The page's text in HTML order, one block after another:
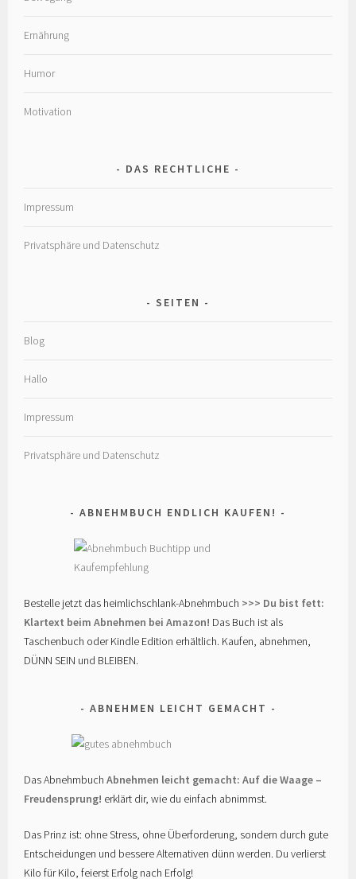
Ernährung
Humor
Motivation
DAS RECHTLICHE
Impressum
Privatsphäre und Datenschutz
SEITEN
Blog
Hallo
Impressum
Privatsphäre und Datenschutz
ABNEHMBUCH ENDLICH KAUFEN!
Bestelle jetzt das heimlichschlank-Abnehmbuch >>> Du bist fett:
Klartext beim Abnehmen bei Amazon! Das Buch ist als
Taschenbuch oder Kindle Edition erhältlich. Kaufen, abnehmen,
DÜNN SEIN und BLEIBEN.
ABNEHMEN LEICHT GEMACHT
Das AbnehmbuchAbnehmen leicht gemacht: Auf die Waage –
Freudensprung! erklärt dir, wie du einfach abnimmst.
Das Prinz ist: ohne Stress, ohne Überforderung, sondern durch gute
Entscheidungen und bessere Alternativen dünn werden. Du verlierst
Kilo für Kilo, feierst Erfolg nach Erfolg!